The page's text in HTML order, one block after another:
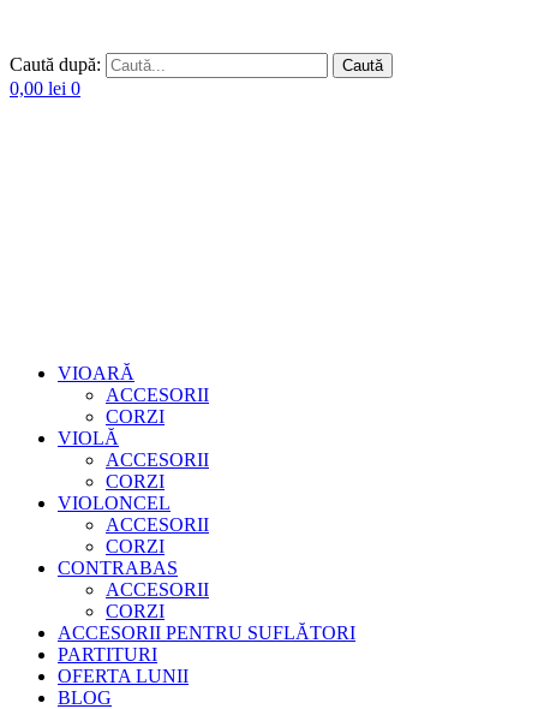
Caută după: Caută
0,00 lei 0
VIOARĂ
ACCESORII
CORZI
VIOLĂ
ACCESORII
CORZI
VIOLONCEL
ACCESORII
CORZI
CONTRABAS
ACCESORII
CORZI
ACCESORII PENTRU SUFLĂTORI
PARTITURI
OFERTA LUNII
BLOG